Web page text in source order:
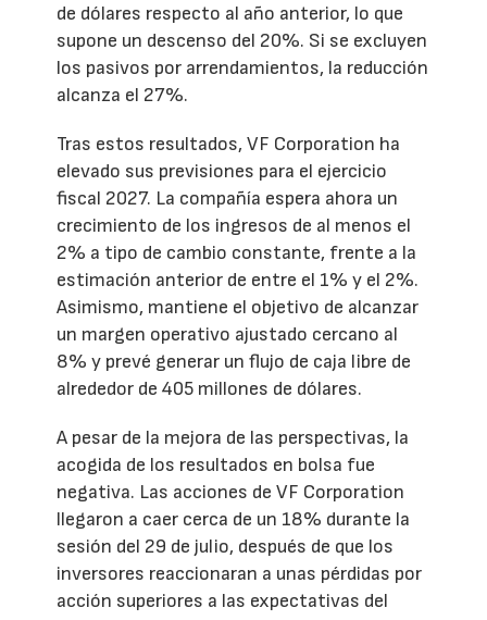
de dólares respecto al año anterior, lo que
supone un descenso del 20%. Si se excluyen
los pasivos por arrendamientos, la reducción
alcanza el 27%.
Tras estos resultados, VF Corporation ha
elevado sus previsiones para el ejercicio
fiscal 2027. La compañía espera ahora un
crecimiento de los ingresos de al menos el
2% a tipo de cambio constante, frente a la
estimación anterior de entre el 1% y el 2%.
Asimismo, mantiene el objetivo de alcanzar
un margen operativo ajustado cercano al
8% y prevé generar un flujo de caja libre de
alrededor de 405 millones de dólares.
A pesar de la mejora de las perspectivas, la
acogida de los resultados en bolsa fue
negativa. Las acciones de VF Corporation
llegaron a caer cerca de un 18% durante la
sesión del 29 de julio, después de que los
inversores reaccionaran a unas pérdidas por
acción superiores a las expectativas del